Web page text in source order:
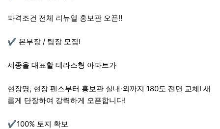
파격조건 전체 리뉴얼 홍보관 오픈‼️
✔️ 본부장 / 팀장 모집!
세종을 대표할 테라스형 아파트가
현장명, 현장 펜스부터 홍보관 실내·외까지 180도 전면 교체! 새
롭게 단장하여 강력하게 오픈합니다!
✔️100% 토지 확보